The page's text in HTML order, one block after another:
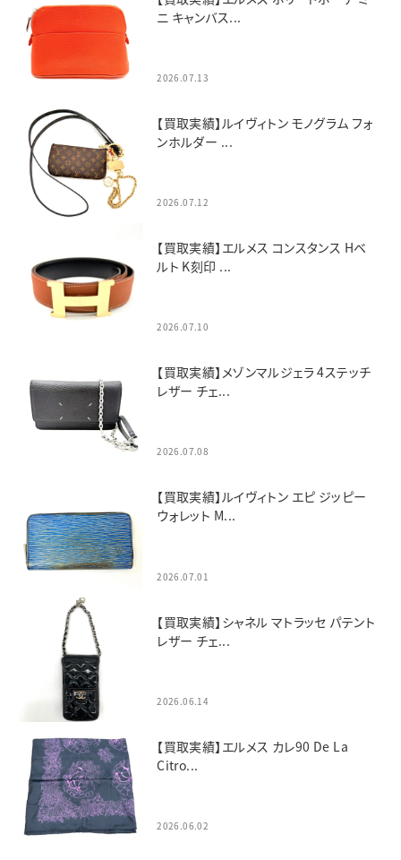
ニ キャンバス...
2026.07.13
【買取実績】ルイヴィトン モノグラム フォ
ンホルダー ...
2026.07.12
【買取実績】エルメス コンスタンス Hベ
ルト K刻印 ...
2026.07.10
【買取実績】メゾンマルジェラ 4ステッチ
レザー チェ...
2026.07.08
【買取実績】ルイヴィトン エピ ジッピー
ウォレット M...
2026.07.01
【買取実績】シャネル マトラッセ パテント
レザー チェ...
2026.06.14
【買取実績】エルメス カレ90 De La
Citro...
2026.06.02